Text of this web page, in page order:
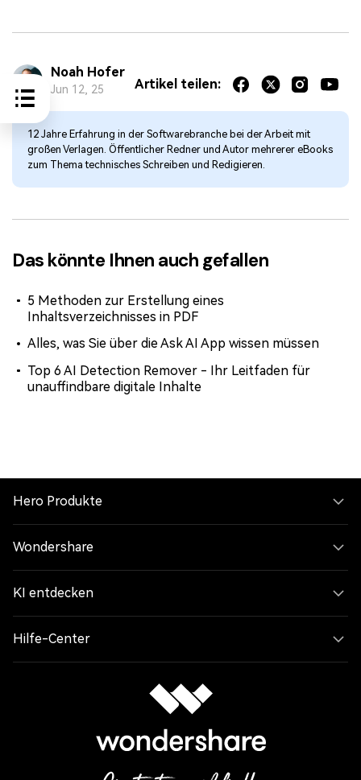
Noah Hofer
Jun 12, 25 Artikel teilen:
12 Jahre Erfahrung in der Softwarebranche bei der Arbeit mit
großen Verlagen. Öffentlicher Redner und Autor mehrerer eBooks
zum Thema technisches Schreiben und Redigieren.
Das könnte Ihnen auch gefallen
5 Methoden zur Erstellung eines
Inhaltsverzeichnisses in PDF
Alles, was Sie über die Ask AI App wissen müssen
Top 6 AI Detection Remover - Ihr Leitfaden für
unauffindbare digitale Inhalte
Hero Produkte
Wondershare
KI entdecken
Hilfe-Center